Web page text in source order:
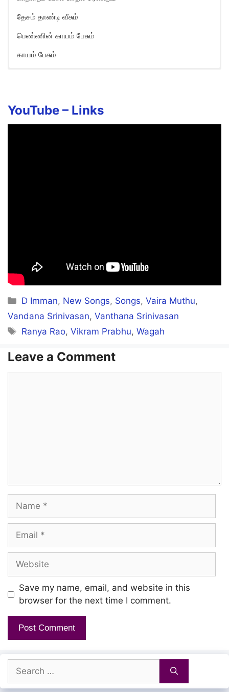
தேசம் தாண்டி வீசும்
பெண்ணின் காயம் பேசும்
காயம் பேசும்
Aasai kaadhal aaruyirae!
Anaadhai pola aguvadho!
Ooo….
Kaatrai pola kaadhal rendum
Dhesam thaandi veesum
Pennin kaayam pesum
Kaadhal ennum kal veesi
Pedhai nenjai udaithaai
En manadhil sollaamal
Ellai meeri nuzhaindhai
Ennuyirae piriyaadhae
Enna seivaal sirumi
Rekkai undu parakkaadhu
Ennavanae! ennavanae!
YouTube – Links
Categories
D Imman, New Songs, Songs,Vaira Muthu,
Vandana Srinivasan, Vanthana Srinivasan
Tags
Ranya Rao,Vikram Prabhu,Wagah
Leave a Comment
Name
Email
Website
Save my name, email, and website in this
browser for the next time I comment.
Search
for: